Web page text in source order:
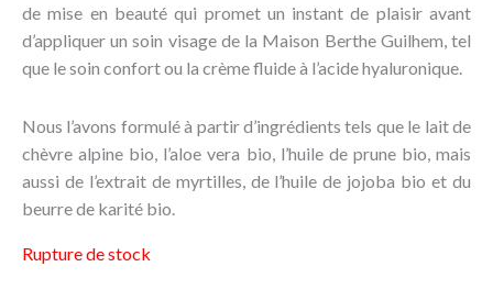
de mise en beauté qui promet un instant de plaisir avant
d’appliquer un soin visage de la Maison Berthe Guilhem, tel
que le soin confort ou la crème fluide à l’acide hyaluronique.
Nous l’avons formulé à partir d’ingrédients tels que le lait de
chèvre alpine bio, l’aloe vera bio, l’huile de prune bio, mais
aussi de l’extrait de myrtilles, de l’huile de jojoba bio et du
beurre de karité bio.
Rupture de stock